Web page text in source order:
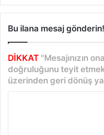
Bu ilana mesaj gönderin!
DİKKAT "Mesajınızın
doğruluğunu teyit
üzerinden geri dönüş